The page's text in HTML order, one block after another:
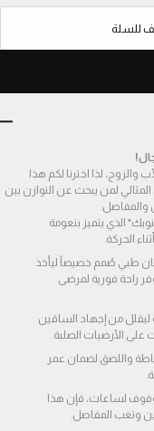
للسلة
والمفاصل.
الحركة.
الأرضيات الصلبة.
وتعب المفاصل.